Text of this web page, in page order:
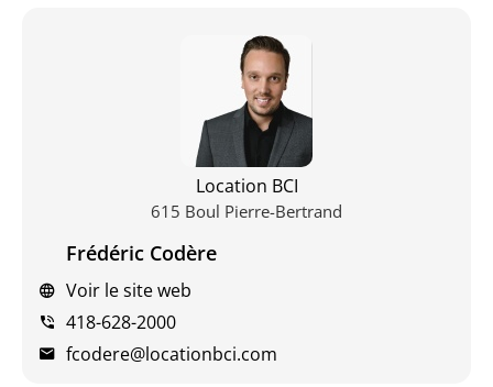
Location BCI
615 Boul Pierre-Bertrand
Frédéric Codère
Voir le site web
418-628-2000
fcodere@locationbci.com